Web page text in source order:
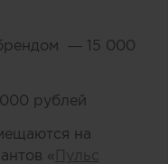
— 15 000
рублей
на
« Пульс